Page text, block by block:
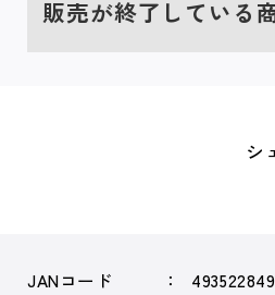
販売が終了している
シ
JANコード